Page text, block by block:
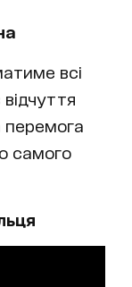
всі
перемога
самого